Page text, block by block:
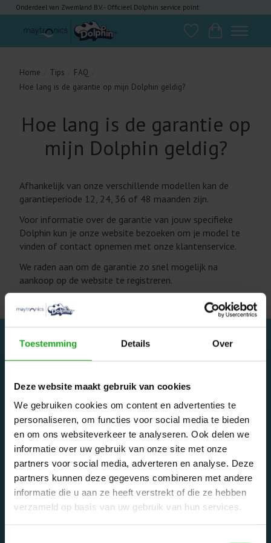
Toestemming Details Over
Deze website maakt gebruik van cookies
We gebruiken cookies om content en advertenties te
personaliseren, om functies voor social media te bieden
en om ons websiteverkeer te analyseren. Ook delen we
informatie over uw gebruik van onze site met onze
partners voor social media, adverteren en analyse. Deze
partners kunnen deze gegevens combineren met andere
informatie die u aan ze heeft verstrekt of die ze hebben
verzameld op basis van uw gebruik van hun services.
Onderdeel van Zwemland B.V. - Officieel Dolphin service point
VerlanglijstWinkelwagen
Home Tips FAQ
Hoe lang is de garantie op mijn Dolphin geldig?
Hoe lang is de garantie op
mijn Dolphin geldig?
Afhankelijk van onze verschillende modellen kan de
garantieperiode 12, 24, 36 of 48 maanden zijn.
Voor informatie over de garantie van jouw specifieke
Dolphin kun je onze website bezoeken om je model te
vinden of contact opnemen met onze klantenservice.
We raden aan om de garantie zo snel mogelijk na
aankoop op de website te registreren.
Dolphinrobot - Onderdeel van Zwemland B.V. www.zwemland.nl
Categorieën
Privé zwembaden
Openbare zwembaden
Onderdelen
Waarom een Dolphin robot?